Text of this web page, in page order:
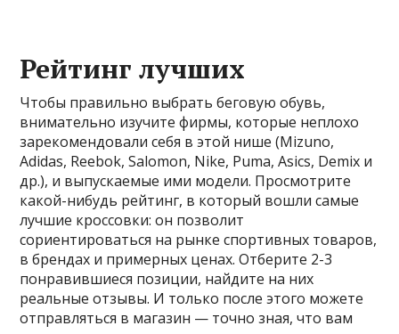
Рейтинг лучших
Чтобы правильно выбрать беговую обувь,
внимательно изучите фирмы, которые неплохо
зарекомендовали себя в этой нише (Mizuno,
Adidas, Reebok, Salomon, Nike, Puma, Asics, Demix и
др.), и выпускаемые ими модели. Просмотрите
какой-нибудь рейтинг, в который вошли самые
лучшие кроссовки: он позволит
сориентироваться на рынке спортивных товаров,
в брендах и примерных ценах. Отберите 2-3
понравившиеся позиции, найдите на них
реальные отзывы. И только после этого можете
отправляться в магазин — точно зная, что вам